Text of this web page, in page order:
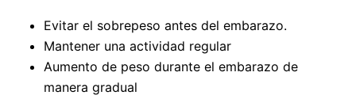
Evitar el sobrepeso antes del embarazo.
Mantener una actividad regular
Aumento de peso durante el embarazo de
manera gradual